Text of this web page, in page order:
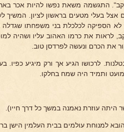
התגשמה משאת נפשו להיות אכר
בעלי מטעים בראשון לציון. המשיך
הספיקה לכלכלת בני משפחתו שגדלה
לראות את כרמו האהוב עליו ושהיה
את הכרם ונעשה לפרדסן טוב.
לרכושו הגיע אך ורק מיגיע כפיו.
ותמיד היה שמח בחלקו.
עוזרת נאמנה במשך כל דרך חייו).